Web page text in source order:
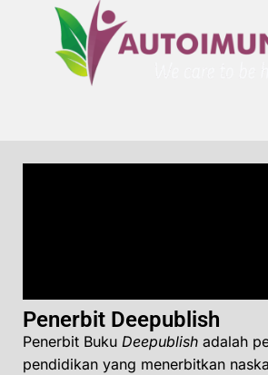
Penerbit Deepublish
Penerbit Buku Deepublish adalah
pendidikan yang menerbitkan